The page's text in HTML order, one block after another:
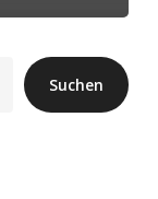
Suchen